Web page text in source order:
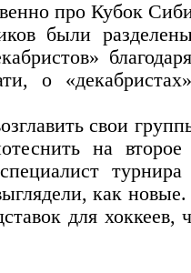
про Кубок
были
о
свои
на
как
для хоккеев,